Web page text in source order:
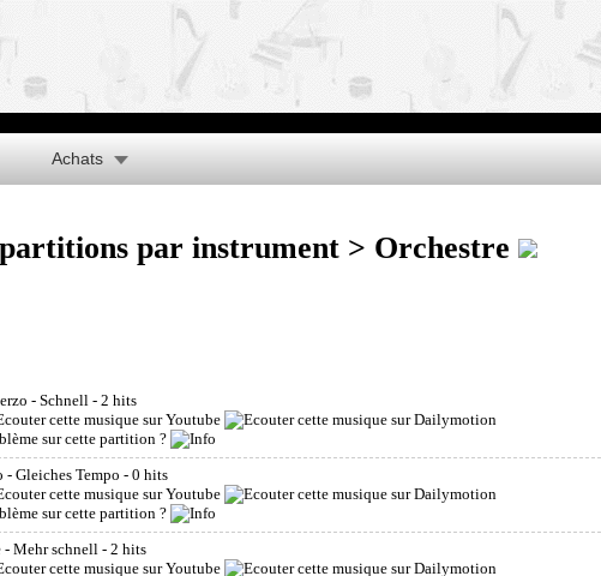
Achats
partitions par instrument > Orchestre
- Schnell- 2 hits
Gleiches Tempo - 0 hits
- Mehr schnell - 2 hits